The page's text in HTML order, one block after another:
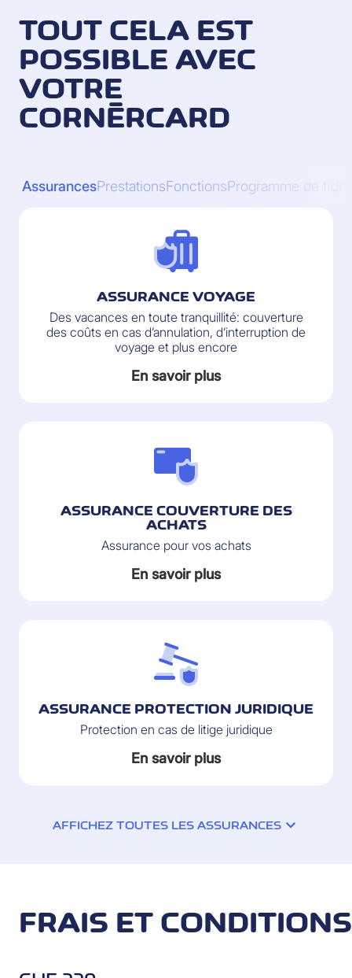
TOUT CELA EST
POSSIBLE AVEC
VOTRE
CORNÈRCARD
AssurancesPrestationsFonctionsProgramme de
ASSURANCE VOYAGE
Des vacances en toute tranquillité: couverture
des coûts en cas d’annulation, d’interruption de
voyage et plus encore
En savoir plus
ASSURANCE COUVERTURE DES
ACHATS
Assurance pour vos achats
En savoir plus
ASSURANCE PROTECTION JURIDIQUE
Protection en cas de litige juridique
En savoir plus
AFFICHEZ TOUTES LES ASSURANCES
FRAIS ET CONDITIONS